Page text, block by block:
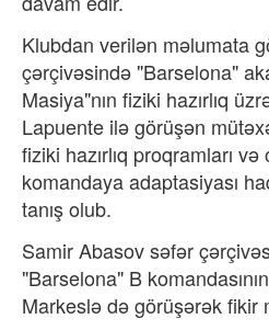
Klubdan verilən məlumata
çərçivəsində "Barselona"
Masiya"nın fiziki hazırlıq
Lapuente ilə görüşən
fiziki hazırlıq proqramları və
komandaya adaptasiyası
tanış olub.
Samir Abasov səfər
"Barselona" B
Markeslə də görüşərək fikir